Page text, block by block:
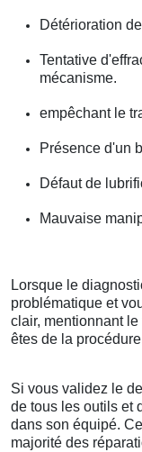
Détérioration
Tentative
mécanisme.
empêchant le
Présence d'un
Défaut de
Mauvaise
Lorsque le
problématique et
clair, mentionnant
êtes de la
Si vous validez le
de tous les outils et
dans son équipé.
majorité des